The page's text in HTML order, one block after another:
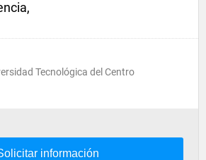
Tecnológica del Centro
información